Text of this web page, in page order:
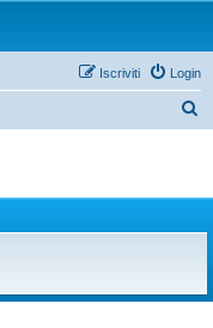
Login
Iscriviti